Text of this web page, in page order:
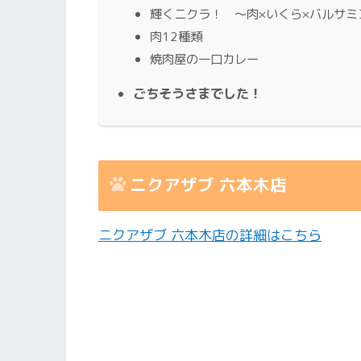
輝くニクラ！ 〜肉×いくら×バルサミ
肉12種類
焼肉屋の一口カレー
ごちそうさまでした！
ニクアザブ 六本木店
ニクアザブ 六本木店の詳細はこちら